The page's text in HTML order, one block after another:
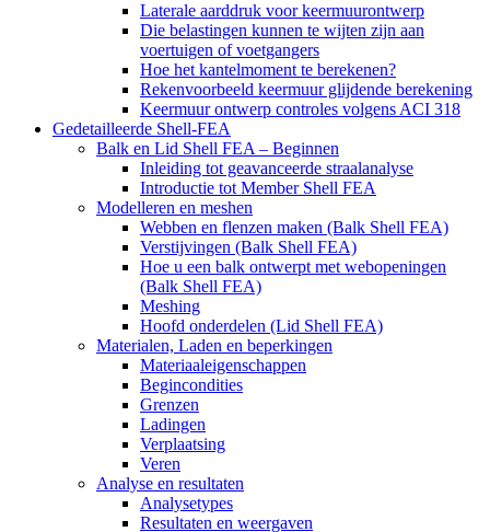
Laterale aarddruk voor keermuurontwerp
Die belastingen kunnen te wijten zijn aan
voertuigen of voetgangers
Hoe het kantelmoment te berekenen?
Rekenvoorbeeld keermuur glijdende berekening
Keermuur ontwerp controles volgens ACI 318
Gedetailleerde Shell-FEA
Balk en Lid Shell FEA – Beginnen
Inleiding tot geavanceerde straalanalyse
Introductie tot Member Shell FEA
Modelleren en meshen
Webben en flenzen maken (Balk Shell FEA)
Verstijvingen (Balk Shell FEA)
Hoe u een balk ontwerpt met webopeningen
(Balk Shell FEA)
Meshing
Hoofd onderdelen (Lid Shell FEA)
Materialen, Laden en beperkingen
Materiaaleigenschappen
Begincondities
Grenzen
Ladingen
Verplaatsing
Veren
Analyse en resultaten
Analysetypes
Resultaten en weergaven